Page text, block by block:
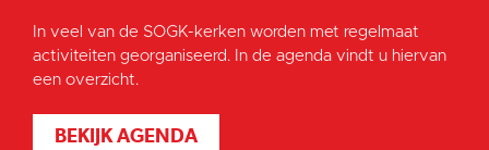
In veel van de SOGK-kerken worden met regelmaat
activiteiten georganiseerd. In de agenda vindt u hiervan
een overzicht.
BEKIJK AGENDA